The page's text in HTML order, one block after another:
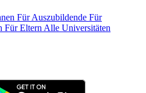
Für Auszubildende Für
Für Eltern Alle Universitäten